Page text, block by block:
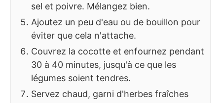
sel et poivre. Mélangez bien.
Ajoutez un peu d'eau ou de bouillon pour
éviter que cela n'attache.
Couvrez la cocotte et enfournez pendant
30 à 40 minutes, jusqu'à ce que les
légumes soient tendres.
Servez chaud, garni d'herbes fraîches